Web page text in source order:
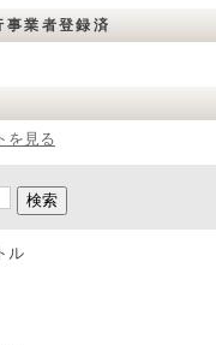
事業者登録済
を見る
ル